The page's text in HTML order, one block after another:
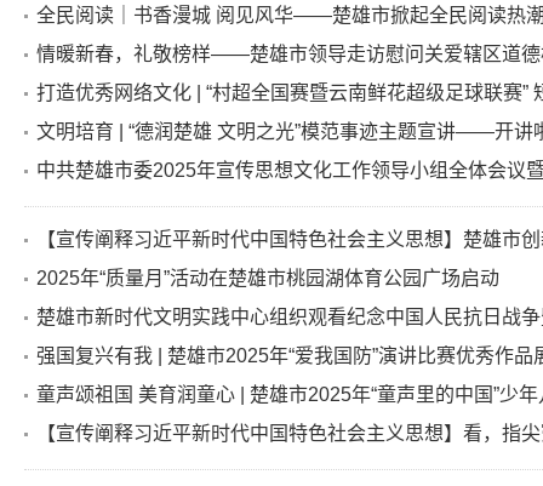
全民阅读｜书香漫城 阅见风华——楚雄市掀起全民阅读热
情暖新春，礼敬榜样——楚雄市领导走访慰问关爱辖区道
打造优秀网络文化 | “村超全国赛暨云南鲜花超级足球联赛”
文明培育 | “德润楚雄 文明之光”模范事迹主题宣讲——开讲
中共楚雄市委2025年宣传思想文化工作领导小组全体会议
【宣传阐释习近平新时代中国特色社会主义思想】楚雄市
2025年“质量月”活动在楚雄市桃园湖体育公园广场启动
楚雄市新时代文明实践中心组织观看纪念中国人民抗日战
强国复兴有我 | 楚雄市2025年“爱我国防”演讲比赛优秀作品
童声颂祖国 美育润童心 | 楚雄市2025年“童声里的中国”少
【宣传阐释习近平新时代中国特色社会主义思想】看，